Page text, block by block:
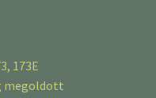
173E
megoldott